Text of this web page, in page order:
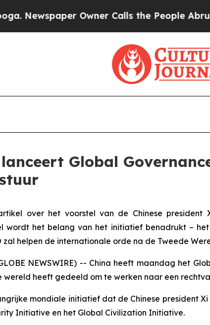
Owner Calls the People Abruptly
lanceert Global
over het voorstel van de Chinese
wordt het belang van het initiatief benadrukt –
zal helpen de internationale orde na de Tweede
NEWSWIRE) -- China heeft maandag het
heeft gedeeld om te werken naar een
mondiale initiatief dat de Chinese president
Initiative en het Global Civilization Initiative.